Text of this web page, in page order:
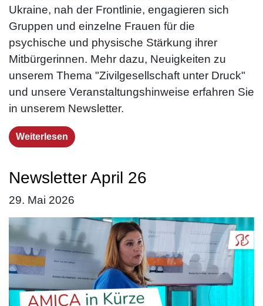
Ukraine, nah der Frontlinie, engagieren sich
Gruppen und einzelne Frauen für die
psychische und physische Stärkung ihrer
Mitbürgerinnen. Mehr dazu, Neuigkeiten zu
unserem Thema "Zivilgesellschaft unter Druck"
und unsere Veranstaltungshinweise erfahren Sie
in unserem Newsletter.
Weiterlesen
Newsletter April 26
29. Mai 2026